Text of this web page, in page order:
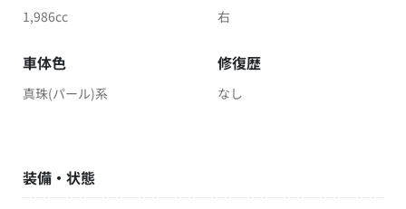
1,986cc 右
車体色
真珠(パール)系
修復歴
なし
装備・状態